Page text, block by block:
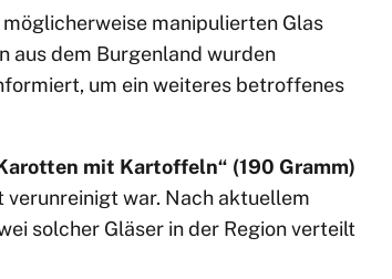
manipulierten Glas
aus dem Burgenland wurden
um ein weiteres betroffenes
mit Kartoffeln“ (190 Gramm)
war. Nach aktuellem
solcher Gläser in der Region verteilt